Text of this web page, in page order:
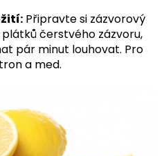
Připravte si zázvorový
čerstvého zázvoru,
pár minut louhovat. Pro
a med.